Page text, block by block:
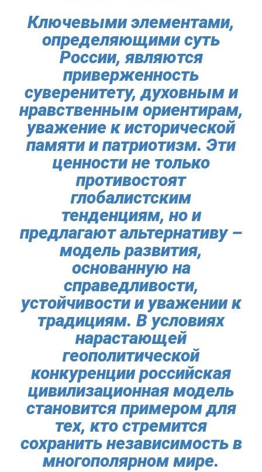
Ключевыми элементами,
определяющими суть
России, являются
приверженность
суверенитету, духовным и
нравственным ориентирам,
уважение к исторической
памяти и патриотизм. Эти
ценности не только
противостоят
глобалистским
тенденциям, но и
предлагают альтернативу –
модель развития,
основанную на
справедливости,
устойчивости и уважении к
традициям. В условиях
нарастающей
геополитической
конкуренции российская
цивилизационная модель
становится примером для
тех, кто стремится
сохранить независимость в
многополярном мире.